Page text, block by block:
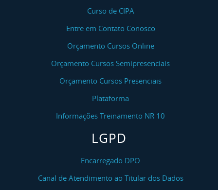
Curso de CIPA
Entre em Contato Conosco
Orçamento Cursos Online
Orçamento Cursos Semipresenciais
Orçamento Cursos Presenciais
Plataforma
Informações Treinamento NR 10
LGPD
Encarregado DPO
Canal de Atendimento ao Titular dos Dados